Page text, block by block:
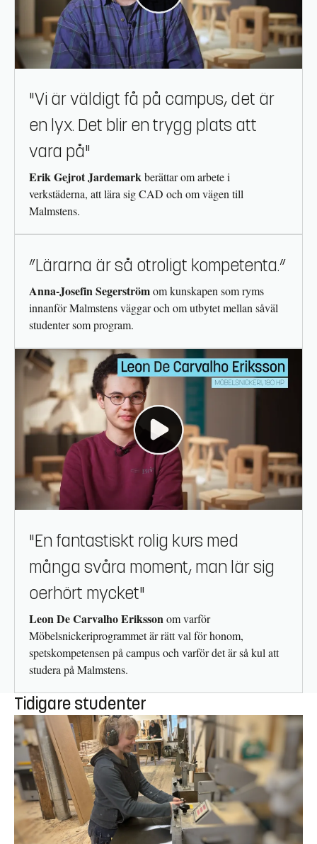
"Vi är väldigt få på campus, det är
en lyx. Det blir en trygg plats att
vara på"
Erik Gejrot Jardemarkberättar om arbete i
verkstäderna, att lära sig CAD och om vägen till
Malmstens.
”Lärarna är så otroligt kompetenta.”
Anna-Josefin Segerströmom kunskapen som ryms
innanför Malmstens väggar och om utbytet mellan såväl
studenter som program.
"En fantastiskt rolig kurs med
många svåra moment, man lär sig
oerhört mycket"
Leon De Carvalho Erikssonom varför
Möbelsnickeriprogrammet är rätt val för honom,
spetskompetensen på campus och varför det är så kul att
studera på Malmstens.
Tidigare studenter